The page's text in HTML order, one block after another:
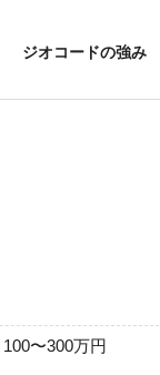
ジオコードの強み
100〜300万円